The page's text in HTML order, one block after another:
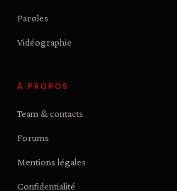
Paroles
Vidéographie
À PROPOS
Team & contacts
Forums
Mentions légales
Confidentialité